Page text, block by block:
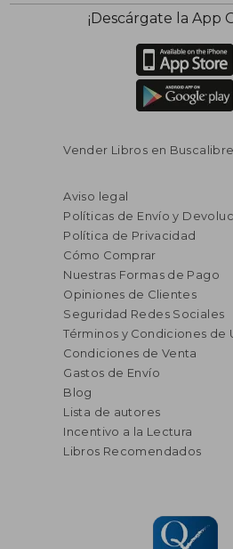
¡Descárgate la App
Vender Libros en Buscalibre
Aviso legal
Políticas de Envío y
Política de Privacidad
Cómo Comprar
Nuestras Formas de Pago
Opiniones de Clientes
Seguridad Redes Sociales
Términos y Condiciones de
Condiciones de Venta
Gastos de Envío
Blog
Lista de autores
Incentivo a la Lectura
Libros Recomendados